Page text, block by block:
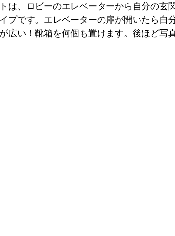
は、ロビーのエレベーターから自分の玄
プです。エレベーターの扉が開いたら自
広い！靴箱を何個も置けます。後ほど写